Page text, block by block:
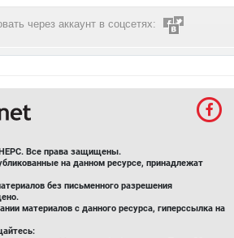
через аккаунт в соцсетях:
Все права защищены.
на данном ресурсе, принадлежат
без письменного разрешения
материалов с данного ресурса, гиперссылка на